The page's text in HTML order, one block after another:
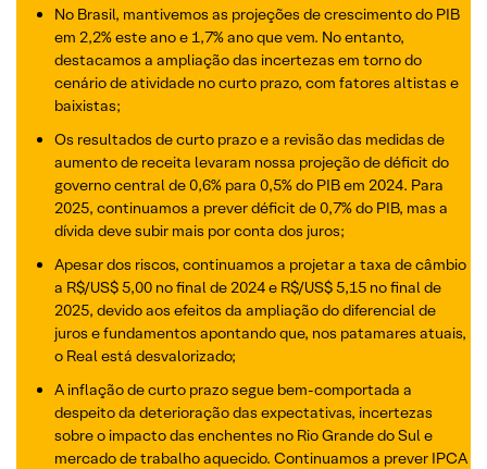
No Brasil, mantivemos as projeções de crescimento do PIB
em 2,2% este ano e 1,7% ano que vem. No entanto,
destacamos a ampliação das incertezas em torno do
cenário de atividade no curto prazo, com fatores altistas e
baixistas;
Os resultados de curto prazo e a revisão das medidas de
aumento de receita levaram nossa projeção de déficit do
governo central de 0,6% para 0,5% do PIB em 2024. Para
2025, continuamos a prever déficit de 0,7% do PIB, mas a
dívida deve subir mais por conta dos juros;
Apesar dos riscos, continuamos a projetar a taxa de câmbio
a R$/US$ 5,00 no final de 2024 e R$/US$ 5,15 no final de
2025, devido aos efeitos da ampliação do diferencial de
juros e fundamentos apontando que, nos patamares atuais,
o Real está desvalorizado;
A inflação de curto prazo segue bem-comportada a
despeito da deterioração das expectativas, incertezas
sobre o impacto das enchentes no Rio Grande do Sul e
mercado de trabalho aquecido. Continuamos a prever IPCA